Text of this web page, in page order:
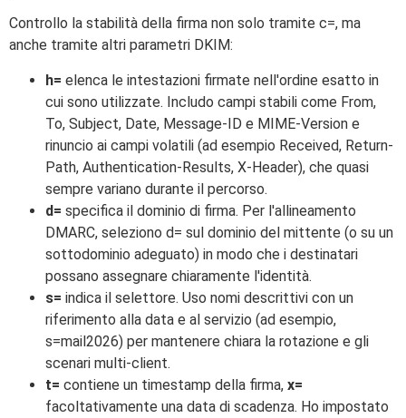
Controllo la stabilità della firma non solo tramite c=, ma
anche tramite altri parametri DKIM:
h= elenca le intestazioni firmate nell'ordine esatto in
cui sono utilizzate. Includo campi stabili come From,
To, Subject, Date, Message-ID e MIME-Version e
rinuncio ai campi volatili (ad esempio Received, Return-
Path, Authentication-Results, X-Header), che quasi
sempre variano durante il percorso.
d= specifica il dominio di firma. Per l'allineamento
DMARC, seleziono d= sul dominio del mittente (o su un
sottodominio adeguato) in modo che i destinatari
possano assegnare chiaramente l'identità.
s= indica il selettore. Uso nomi descrittivi con un
riferimento alla data e al servizio (ad esempio,
s=mail2026) per mantenere chiara la rotazione e gli
scenari multi-client.
t= contiene un timestamp della firma, x=
facoltativamente una data di scadenza. Ho impostato